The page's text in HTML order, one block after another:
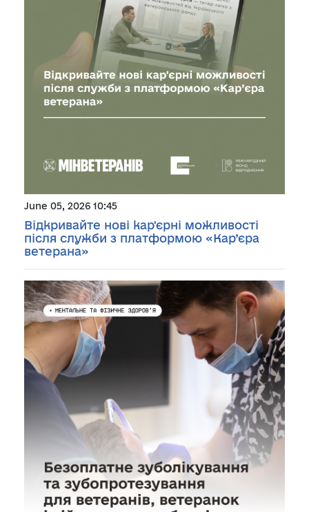
June 05, 2026 10:45
Відкривайте нові кар'єрні можливості
після служби з платформою «Кар’єра
ветерана»